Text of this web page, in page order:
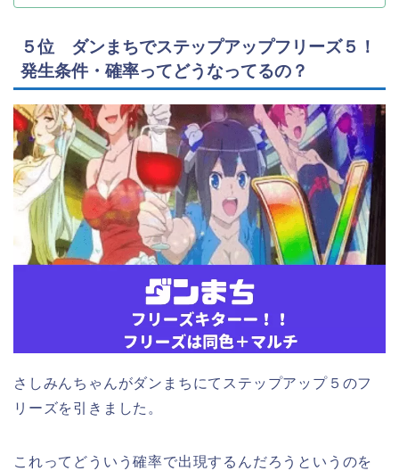
５位 ダンまちでステップアップフリーズ５！
発生条件・確率ってどうなってるの？
さしみんちゃんがダンまちにてステップアップ５のフ
リーズを引きました。
これってどういう確率で出現するんだろうというのを